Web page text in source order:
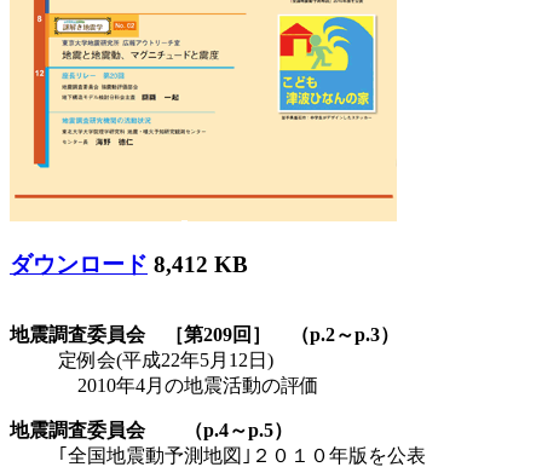
ダウンロード 8,412 KB
地震調査委員会 ［第209回］ （p.2～p.3）
定例会(平成22年5月12日)
2010年4月の地震活動の評価
地震調査委員会 （p.4～p.5）
｢全国地震動予測地図｣２０１０年版を公表